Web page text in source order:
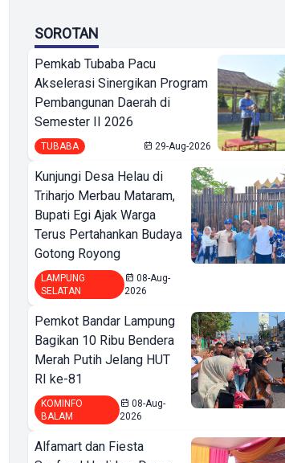
SOROTAN
Pemkab Tubaba Pacu
Akselerasi Sinergikan Program
Pembangunan Daerah di
Semester II 2026
TUBABA 29-Aug-2026
Kunjungi Desa Helau di
Triharjo Merbau Mataram,
Bupati Egi Ajak Warga
Terus Pertahankan Budaya
Gotong Royong
LAMPUNG
SELATAN
08-Aug-
2026
Pemkot Bandar Lampung
Bagikan 10 Ribu Bendera
Merah Putih Jelang HUT
RI ke-81
KOMINFO
BALAM
08-Aug-
2026
Alfamart dan Fiesta